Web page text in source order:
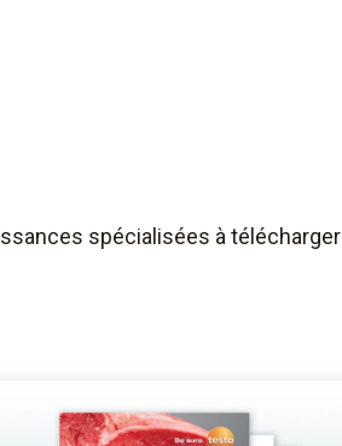
spécialisées à télécharger